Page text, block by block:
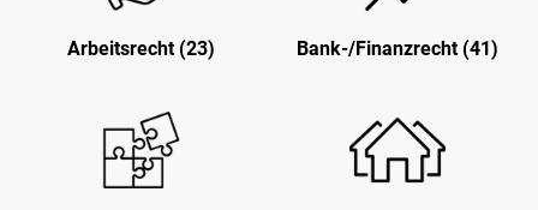
Arbeitsrecht (23) Bank-/Finanzrecht (41)